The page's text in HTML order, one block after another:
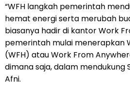
“WFH langkah pemerintah
hemat energi serta merubah
biasanya hadir di kantor Work
pemerintah mulai menerapkan
(WFH) atau Work From
dimana saja, dalam mendukung
Afni.